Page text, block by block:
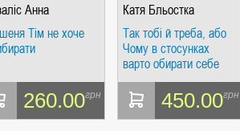
Анна
Тім не хоче
260.00грн
Катя Бльостка
Так тобі й треба, або
Чому в стосунках
варто обирати себе
450.00грн